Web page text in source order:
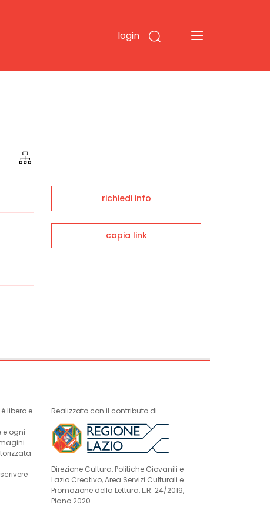
login
richiedi info
copia link
libero e
e ogni
Realizzato con il contributo di
Direzione Cultura, Politiche Giovanili e
Lazio Creativo, Area Servizi Culturali e
Promozione della Lettura, L.R. 24/2019,
Piano 2020